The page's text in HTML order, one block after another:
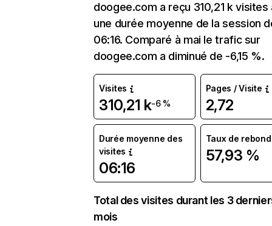
doogee.com a reçu 310,21 k visites
une durée moyenne de la session
06:16. Comparé à mai le trafic sur
doogee.com a diminué de -6,15 %.
Visites
310,21 k-6 %
Pages / Visite
2,72
Durée moyenne des
visites
06:16
Taux de rebond
57,93 %
Total des visites durant les 3
mois